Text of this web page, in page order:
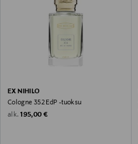
EX NIHILO
Cologne 352 EdP -tuoksu
alk. Original Price
195,00 €